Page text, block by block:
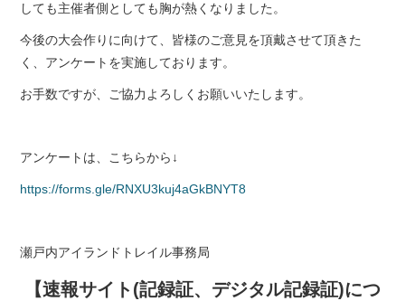
しても主催者側としても胸が熱くなりました。
今後の大会作りに向けて、皆様のご意見を頂戴させて頂きた
く、アンケートを実施しております。
お手数ですが、ご協力よろしくお願いいたします。
アンケートは、こちらから↓
https://forms.gle/RNXU3kuj4aGkBNYT8
瀬戸内アイランドトレイル事務局
【速報サイト(記録証、デジタル記録証)につ